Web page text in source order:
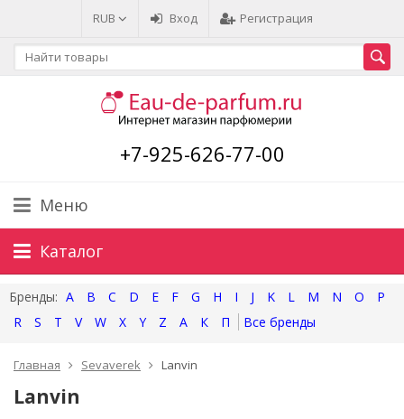
RUB Вход Регистрация
+7-925-626-77-00
Меню
Каталог
A B C D E F G H I J K L M N O
P
R
S T V W X Y Z А К П
Главная Sevaverek Lanvin
Lanvin